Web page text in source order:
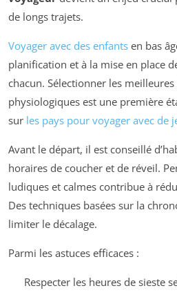
de longs trajets.
Voyager avec des enfants en bas
planification et à la mise en place
chacun. Sélectionner les
physiologiques est une première
sur les pays pour voyager avec de
Avant le départ, il est conseillé
horaires de coucher et de réveil.
ludiques et calmes contribue à
Des techniques basées sur la
limiter le décalage.
Parmi les astuces efficaces :
Respecter les heures de sieste